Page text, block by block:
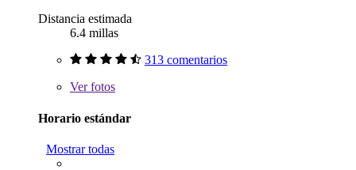
Distancia estimada
6.4 millas
313 comentarios
Verfotos
Horario estándar
Mostrar todas